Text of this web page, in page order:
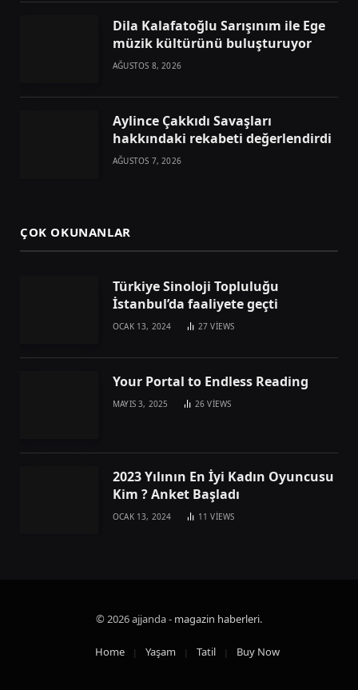
Dila Kalafatoğlu Sarışınım ile Ege
müzik kültürünü buluşturuyor
AĞUSTOS 8, 2026
Aylince Çakkıdı Savaşları
hakkındaki rekabeti değerlendirdi
AĞUSTOS 7, 2026
ÇOK OKUNANLAR
Türkiye Sinoloji Topluluğu
İstanbul’da faaliyete geçti
OCAK 13, 2024 27VIEWS
Your Portal to Endless Reading
MAYIS 3, 2025 26VIEWS
2023 Yılının En İyi Kadın Oyuncusu
Kim ? Anket Başladı
OCAK 13, 2024 11VIEWS
© 2026 ajjanda - magazin haberleri.
Home Yaşam Tatil Buy Now